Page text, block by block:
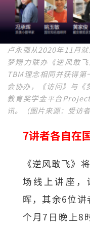
卢永强从2020年11月
梦翔力联办《逆风敢
TBM理念相同并获得
会协办，《访问》与《
教育奖学金平台
讯。（图片来源：受访者
7讲者各自在
《逆风敢飞》
场线上讲座，
晖，其余6位
个月7日晚上8